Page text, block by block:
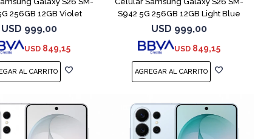
256GB 12GB Violet
USD 999,00
USD 849,15
S942 5G 256GB 12GB Light Blue
USD 999,00
USD 849,15